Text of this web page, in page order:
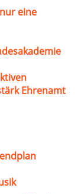
eine
Ehrenamt